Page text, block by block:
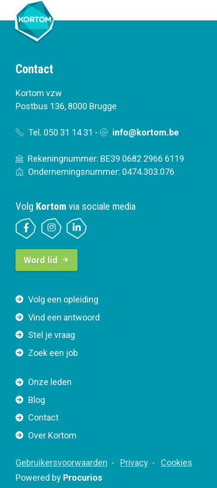
Contact
Kortom vzw
Postbus 136, 8000 Brugge
Tel. 050 31 14 31 - info@kortom.be
Rekeningnummer: BE39 0682 2966 6119
Ondernemingsnummer: 0474.303.076
F
o
t
e
a
v
i
a
i
o
Volg een opleiding
Vind een antwoord
Stel je vraag
Zoek een job
Onze leden
Blog
Contact
Over Kortom
F
o
Gebruikersvoorwaarden Privacy
Cookies
Powered by Procurios
Volg Kortom via sociale media
B
t
o
n
a
v
g
t
i
o
Word lid